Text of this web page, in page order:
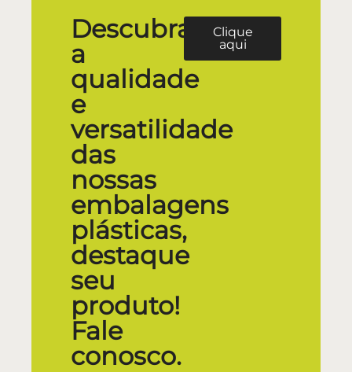
Descubra
a
qualidade
e
versatilidade
das
nossas
embalagens
plásticas,
destaque
seu
produto!
Fale
conosco.
Clique
aqui